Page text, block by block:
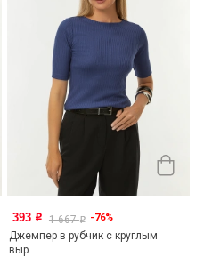
393 o 1 667o -76%
Джемпер в рубчик с круглым
выр...